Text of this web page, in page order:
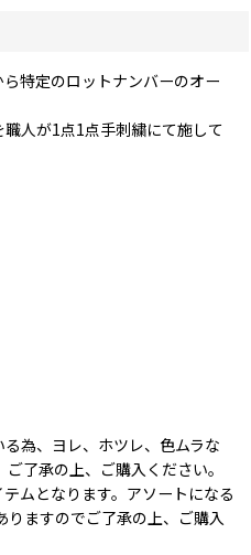
特定のロットナンバーのオー
人が1点1点手刺繍にて施して
為、ヨレ、ホツレ、色ムラな
了承の上、ご購入ください。
ムとなります。アソートになる
りますのでご了承の上、ご購入